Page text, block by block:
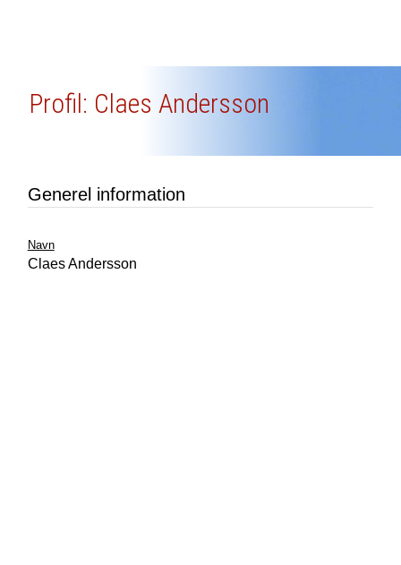
Profil: Claes Andersson
Generel information
Navn
Claes Andersson